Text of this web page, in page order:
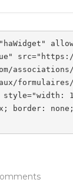
src="https://
associations/
border: